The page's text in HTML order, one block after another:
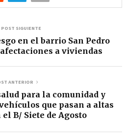
POST SIGUIENTE
en el barrio San Pedro
a viviendas
ANTERIOR
para la comunidad y
que pasan a altas
B/ Siete de Agosto